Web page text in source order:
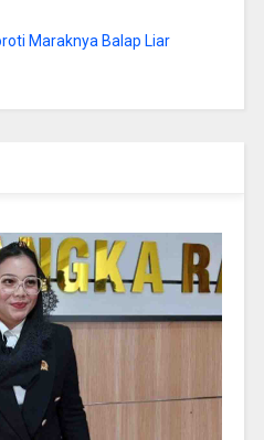
Maraknya Balap Liar